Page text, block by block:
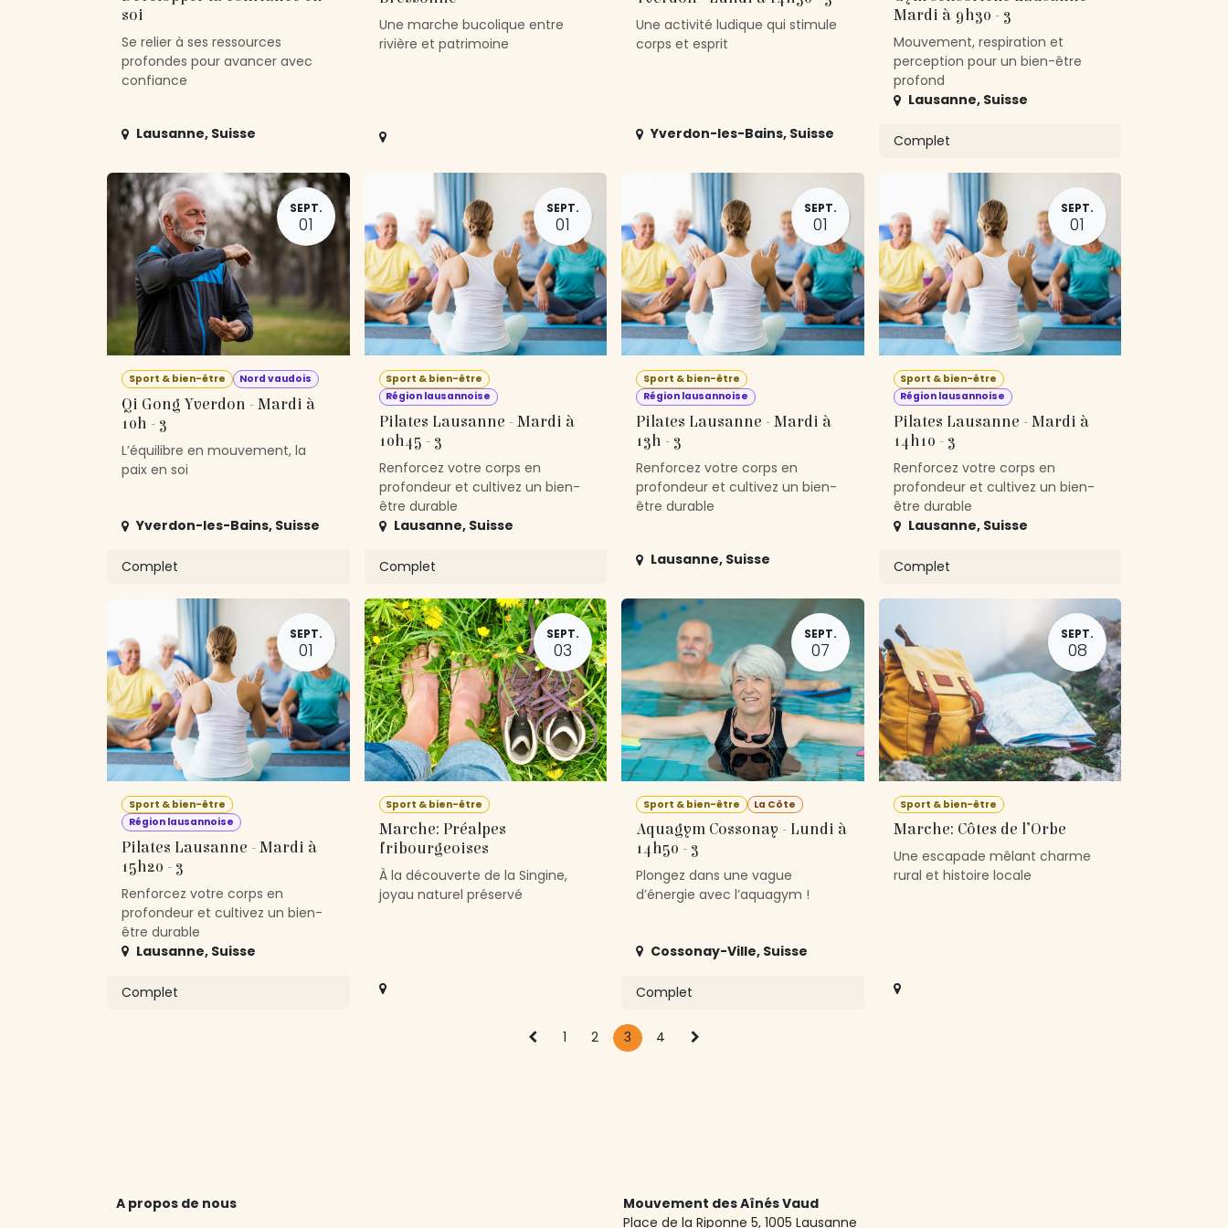
soi
Se relier à ses ressources
profondes pour avancer avec
confiance
Lausanne, Suisse
Une marche bucolique entre
rivière et patrimoine
Une activité ludique qui stimule
corps et esprit
Yverdon-les-Bains, Suisse
Mardi à 9h30 - 3
Mouvement, respiration et
perception pour un bien-être
profond
Lausanne, Suisse
Complet
SEPT.
01
Sport & bien-être Nord vaudois
Qi Gong Yverdon - Mardi à
10h - 3
L’équilibre en mouvement, la
paix en soi
Yverdon-les-Bains, Suisse
Complet
SEPT.
01
Sport & bien-être
Région lausannoise
Pilates Lausanne - Mardi à
10h45 - 3
Renforcez votre corps en
profondeur et cultivez un bien-
être durable
Lausanne, Suisse
Complet
SEPT.
01
Sport & bien-être
Région lausannoise
Pilates Lausanne - Mardi à
13h - 3
Renforcez votre corps en
profondeur et cultivez un bien-
être durable
Lausanne, Suisse
SEPT.
01
Sport & bien-être
Région lausannoise
Pilates Lausanne - Mardi à
14h10 - 3
Renforcez votre corps en
profondeur et cultivez un bien-
être durable
Lausanne, Suisse
Complet
SEPT.
01
Sport & bien-être
Région lausannoise
Pilates Lausanne - Mardi à
15h20 - 3
Renforcez votre corps en
profondeur et cultivez un bien-
être durable
Lausanne, Suisse
Complet
SEPT.
03
Sport & bien-être
Marche: Préalpes
fribourgeoises
À la découverte de la Singine,
joyau naturel préservé
SEPT.
07
Sport & bien-être La Côte
Aquagym Cossonay - Lundi à
14h50 - 3
Plongez dans une vague
d’énergie avec l’aquagym !
Cossonay-Ville, Suisse
Complet
SEPT.
08
Sport & bien-être
Marche: Côtes de l’Orbe
Une escapade mêlant charme
rural et histoire locale
1 2 3 4
Mouvement des Aînés Vaud
Place de la Riponne 5, ​1005 Lausanne
A propos de nous